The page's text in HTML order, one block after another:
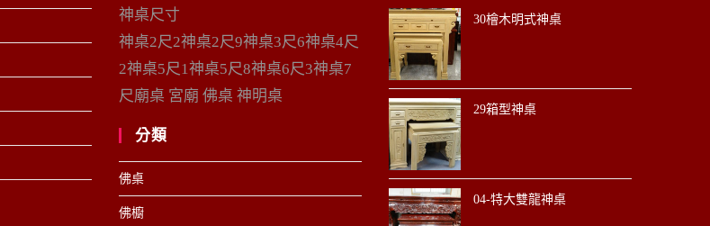
神桌尺寸
神桌2尺2神桌2尺9神桌3尺6神桌4尺
2神桌5尺1神桌5尺8神桌6尺3神桌7
尺廟桌 宮廟 佛桌 神明桌
分類
佛桌
佛櫥
30檜木明式神桌
29箱型神桌
04-特大雙龍神桌